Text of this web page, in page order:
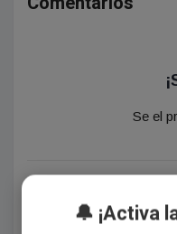
Se el
Deja tu🔔 ¡Activa